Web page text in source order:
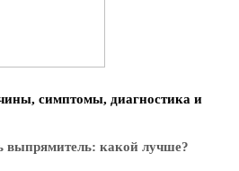
симптомы, диагностика и